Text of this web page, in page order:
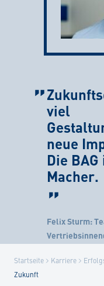
viel
neue
Die
Macher.
Felix Sturm:
Startseite Karriere
Zukunft